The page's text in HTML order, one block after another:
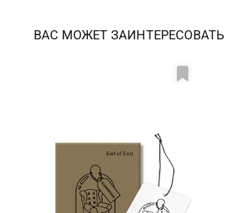
ВАС МОЖЕТ ЗАИНТЕРЕСОВАТЬ